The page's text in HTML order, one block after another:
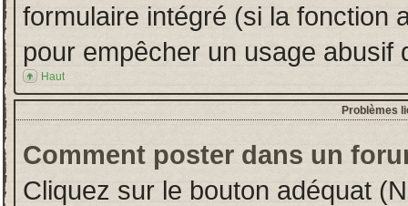
formulaire intégré (si la fonction
pour empêcher un usage abusif
Haut
Problèmes
Comment poster dans un
Cliquez sur le bouton adéquat